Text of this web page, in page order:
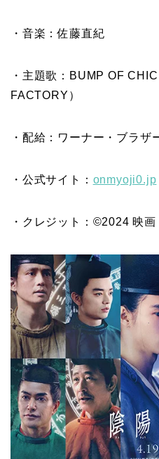
・音楽：佐藤直紀
・主題歌：BUMP OF
FACTORY）
・配給：ワーナー・ブラザ
・公式サイト： onmyoji0.jp
・クレジット：©2024 映